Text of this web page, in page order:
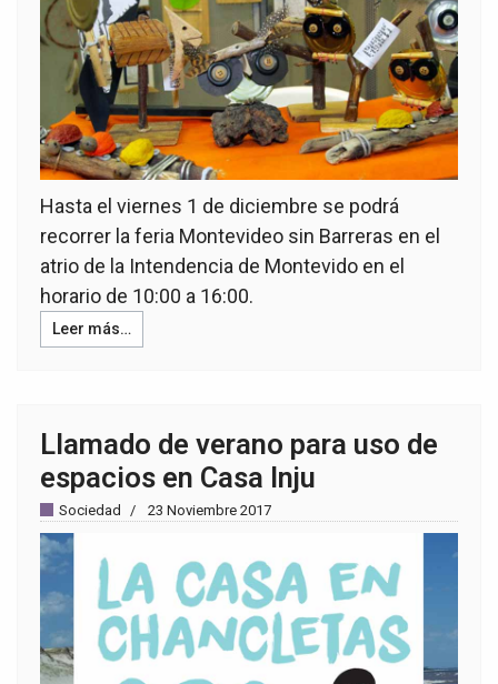
Hasta el viernes 1 de diciembre se podrá
recorrer la feria Montevideo sin Barreras en el
atrio de la Intendencia de Montevido en el
horario de 10:00 a 16:00.
Leer más…
Llamado de verano para uso de
espacios en Casa Inju
Sociedad 23 Noviembre 2017